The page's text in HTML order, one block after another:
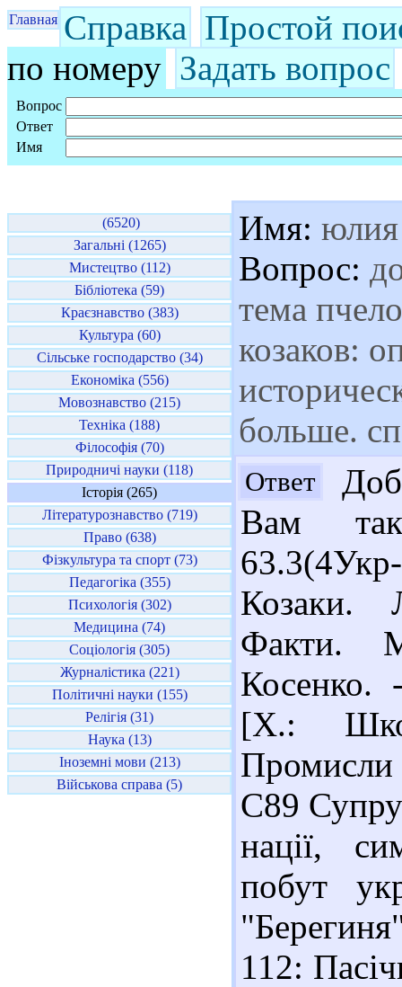
Главная Справка Простой
по номеру Задать вопрос
Вопрос
Ответ
Имя
(6520)
Загальні (1265)
Мистецтво (112)
Бібліотека (59)
Краєзнавство (383)
Культура (60)
Сільське господарство (34)
Економіка (556)
Мовознавство (215)
Техніка (188)
Філософія (70)
Природничі науки (118)
Історія (265)
Літературознавство (719)
Право (638)
Фізкультура та спорт (73)
Педагогіка (355)
Психологія (302)
Медицина (74)
Соціологія (305)
Журналістика (221)
Політичні науки (155)
Релігія (31)
Наука (13)
Іноземні мови (213)
Військова справа (5)
Имя: юлия
Вопрос:
тема
козаков:
больше.
Ответ
Вам
Козаки.
Факти.
Косенко.
[Х.:
С89
нації,
побут
112: